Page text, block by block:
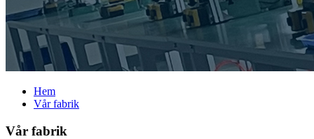
Hem
Vår fabrik
Vår fabrik